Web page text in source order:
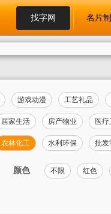
找字网 名片
游戏动漫 工艺礼品
居家生活 房产物业 医
农林化工 水利环保 批发
颜色 不限 红色